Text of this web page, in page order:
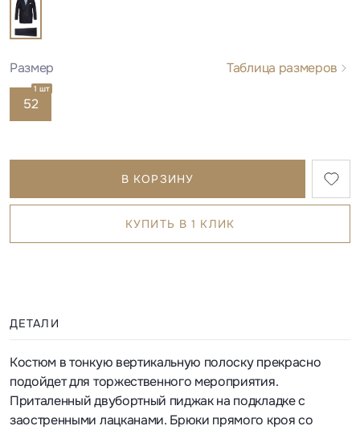
Размер Таблица размеров
52
1 шт
В КОРЗИНУ
КУПИТЬ В 1 КЛИК
ДЕТАЛИ
Костюм в тонкую вертикальную полоску прекрасно
подойдет для торжественного мероприятия.
Приталенный двубортный пиджак на подкладке с
заостренными лацканами. Брюки прямого кроя со